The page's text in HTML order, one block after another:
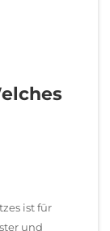
ist für
und